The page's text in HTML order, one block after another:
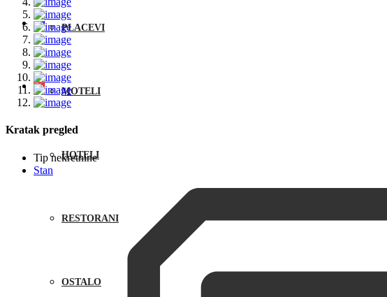
PLACEVI
MOTELI
HOTELI
RESTORANI
OSTALO
Kratak pregled
Tip nekretnine
Stan